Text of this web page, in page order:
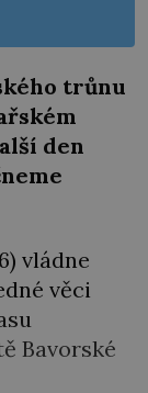
trůnu
den
vládne
věci
Bavorské